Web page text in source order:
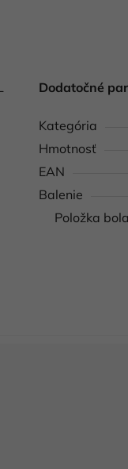
Dodatočné
Kategória
Hmotnosť
EAN
Balenie
Položka